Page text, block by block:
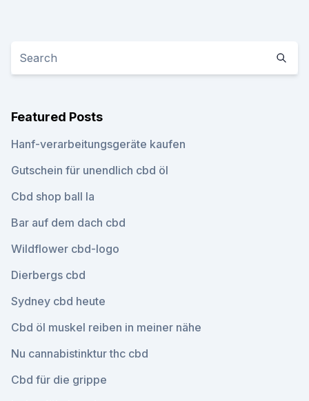
Featured Posts
Hanf-verarbeitungsgeräte kaufen
Gutschein für unendlich cbd öl
Cbd shop ball la
Bar auf dem dach cbd
Wildflower cbd-logo
Dierbergs cbd
Sydney cbd heute
Cbd öl muskel reiben in meiner nähe
Nu cannabistinktur thc cbd
Cbd für die grippe